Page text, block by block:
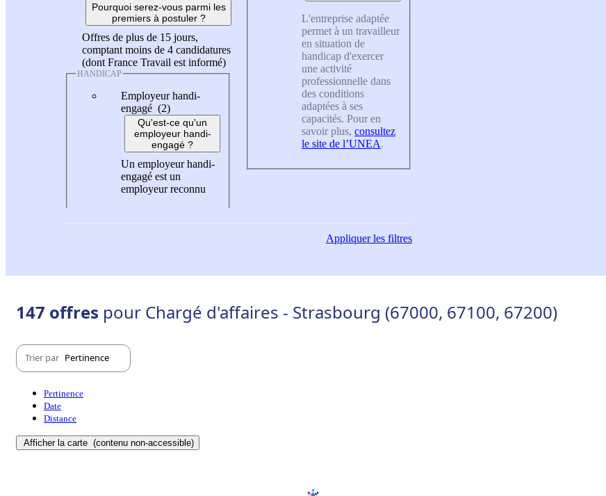
Pourquoi serez-vous parmi les
premiers à postuler ?
Offres de plus de 15 jours,
comptant moins de 4 candidatures
(dont France Travail est informé)
HANDICAP
Employeur handi-
engagé (2)
Qu'est-ce qu'un
employeur handi-
engagé ?
Un employeur handi-
engagé est un
employeur reconnu
L'entreprise adaptée
permet à un travailleur
en situation de
handicap d'exercer
une activité
professionnelle dans
des conditions
adaptées à ses
capacités. Pour en
savoir plus, consultez
le site de l’UNEA.
Appliquerles filtres
147 offres pour Chargé d'affaires - Strasbourg (67000, 67100, 67200)
Trier par Pertinence
Pertinence
Date
Distance
Afficher la carte (contenu non-accessible)